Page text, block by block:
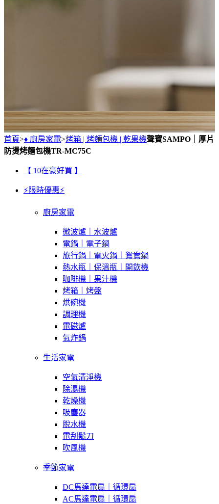
首頁>♦ 廚房家電>烤箱 | 烤麵包機 | 乾果機聲寶SAMPO｜厚片
防燙烤麵包機TR-MC75C
【 10在豪好買 】
⚡限時優惠⚡
廚房家電
微波爐｜水波爐
電鍋｜電子鍋
旅行鍋｜電火鍋｜鴛鴦鍋
熱水瓶｜保溫瓶｜開飲機
咖啡機｜果汁機
烤箱｜烤盤
烘碗機
調理機
電磁爐
氣炸鍋
生活家電
空氣清淨機
除濕機
乾燥機
吸塵器
脫水機
電刮鬍刀
吹風機
季節家電
DC馬達電扇｜循環扇
AC馬達電扇｜循環扇